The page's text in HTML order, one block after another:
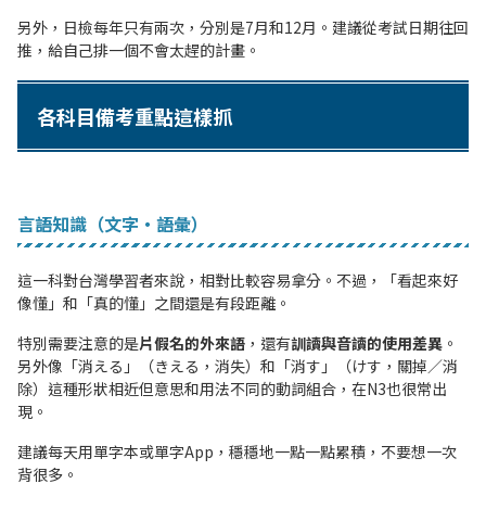
另外，日檢每年只有兩次，分別是7月和12月。建議從考試日期往回
推，給自己排一個不會太趕的計畫。
各科目備考重點這樣抓
言語知識（文字・語彙）
這一科對台灣學習者來說，相對比較容易拿分。不過，「看起來好
像懂」和「真的懂」之間還是有段距離。
特別需要注意的是片假名的外來語 ，還有訓讀與音讀的使用差異 。
另外像「消える」（きえる，消失）和「消す」（けす，關掉／消
除）這種形狀相近但意思和用法不同的動詞組合，在N3也很常出
現。
建議每天用單字本或單字App，穩穩地一點一點累積，不要想一次
背很多。